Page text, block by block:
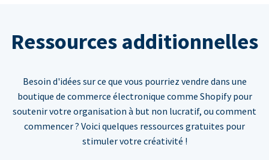
Ressources additionnelles
Besoin d'idées sur ce que vous pourriez vendre dans une
boutique de commerce électronique comme Shopify pour
soutenir votre organisation à but non lucratif, ou comment
commencer ? Voici quelques ressources gratuites pour
stimuler votre créativité !